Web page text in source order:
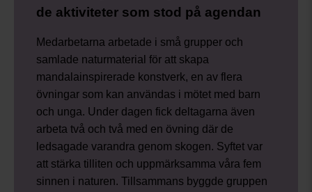
de aktiviteter som stod på agendan
Medarbetarna arbetade i små grupper och
samlade naturmaterial för att skapa
mandalainspirerade konstverk, en av flera
övningar som kan användas i mötet med barn
och unga. Under dagen fick deltagarna även
arbeta två och två med en övning där de
ledsagade varandra genom skogen. Syftet var
att stärka tilliten och uppmärksamma våra fem
sinnen i naturen. Tillsammans byggde gruppen